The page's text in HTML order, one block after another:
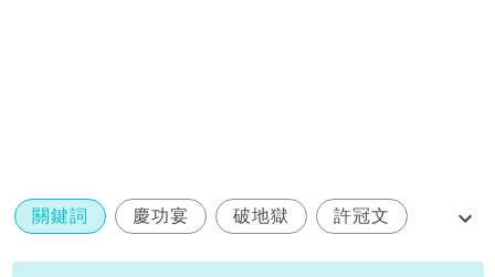
關鍵詞 慶功宴 破地獄 許冠文
黃子華